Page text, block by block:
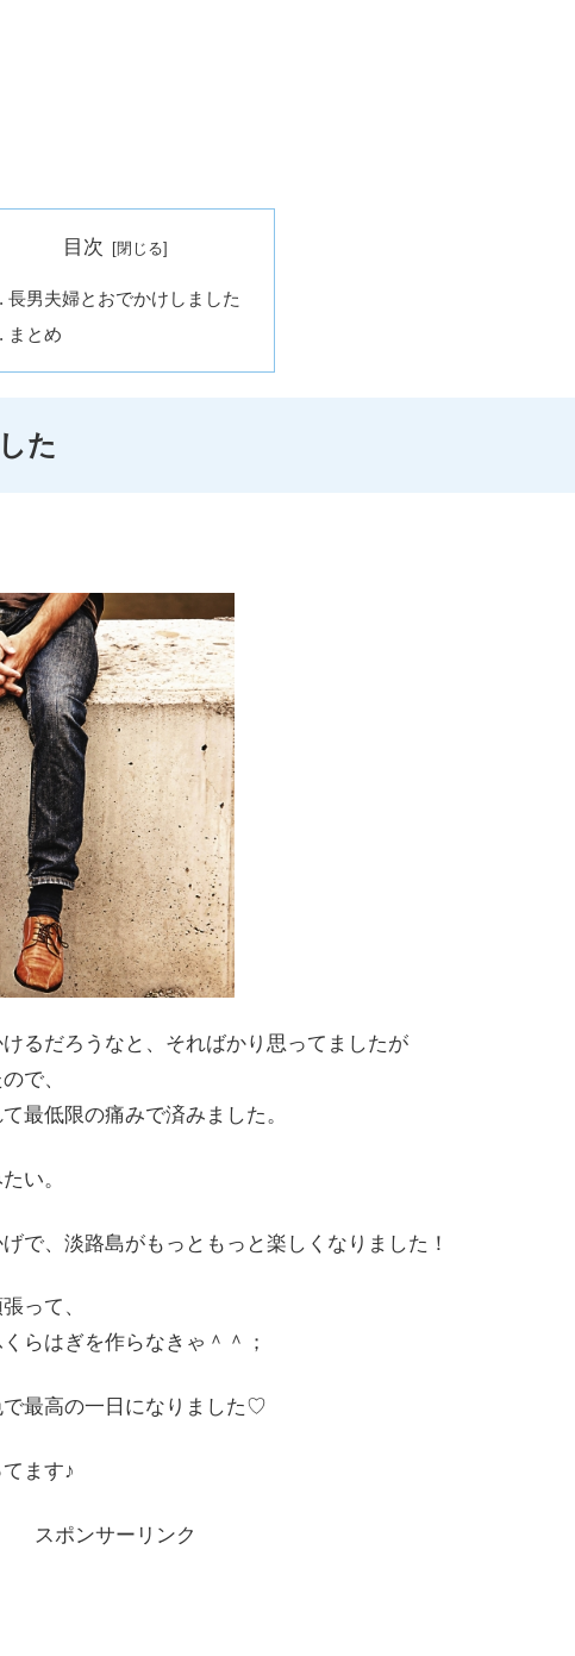
目次
長男夫婦とおでかけしました
まとめ
た
るだろうなと、そればかり思ってましたが
で、
最低限の痛みで済みました。
い。
で、淡路島がもっともっと楽しくなりました！
って、
らはぎを作らなきゃ＾＾；
で最高の一日になりました♡
ます♪
スポンサーリンク